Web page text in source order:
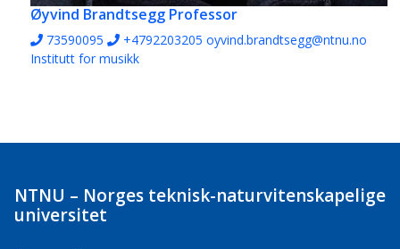
Øyvind Brandtsegg Professor
73590095 +4792203205 oyvind.brandtsegg@ntnu.no
Institutt for musikk
NTNU – Norges teknisk-naturvitenskapelige
universitet